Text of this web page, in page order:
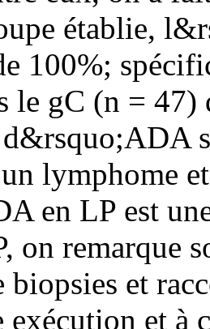
établie,
100%;
le gC (n = 47)
d&rsquo;ADA
lymphome
en LP est
on remarque
biopsies et
exécution et à